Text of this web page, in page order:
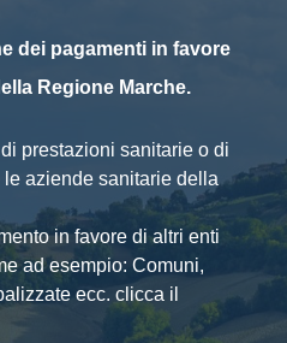
dei pagamenti in favore
Regione Marche.
prestazioni sanitarie o di
aziende sanitarie della
in favore di altri enti
ad esempio: Comuni,
ecc. clicca il